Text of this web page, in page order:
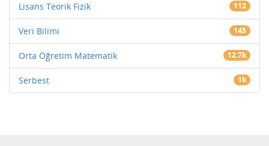
Lisans Teorik Fizik 112
Veri Bilimi 145
Orta Öğretim Matematik 12.7k
Serbest 1k